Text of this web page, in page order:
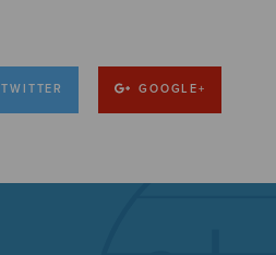
TWITTER GOOGLE+